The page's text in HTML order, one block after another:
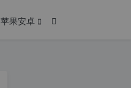
苹果安卓